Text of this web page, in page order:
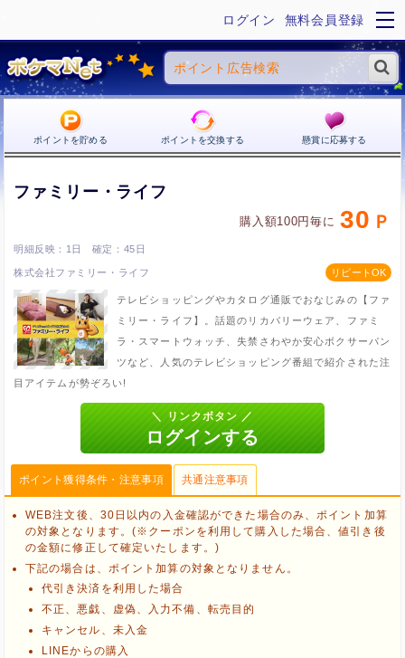
ログイン 無料会員登録
ポイントを貯める ポイントを交換する 懸賞に応募する
ファミリー・ライフ
購入額100円毎に 30
1日 45日
株式会社ファミリー・ライフ
テレビショッピングやカタログ通販でおなじみの【ファ
ミリー・ライフ】。話題のリカバリーウェア、ファミ
ラ・スマートウォッチ、失禁さわやか安心ボクサーパン
ツなど、人気のテレビショッピング番組で紹介された注
目アイテムが勢ぞろい!
ポイント獲得条件・注意事項 共通注意事項
WEB注文後、30日以内の入金確認ができた場合のみ、ポイント加算
の対象となります。(※クーポンを利用して購入した場合、値引き後
の金額に修正して確定いたします。)
下記の場合は、ポイント加算の対象となりません。
代引き決済を利用した場合
不正、悪戯、虚偽、入力不備、転売目的
キャンセル、未入金
LINEからの購入